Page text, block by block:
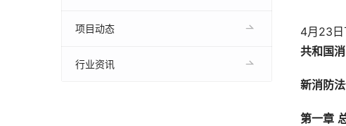
4月23日
共和国消
新消防
第一章
项目动态
行业资讯